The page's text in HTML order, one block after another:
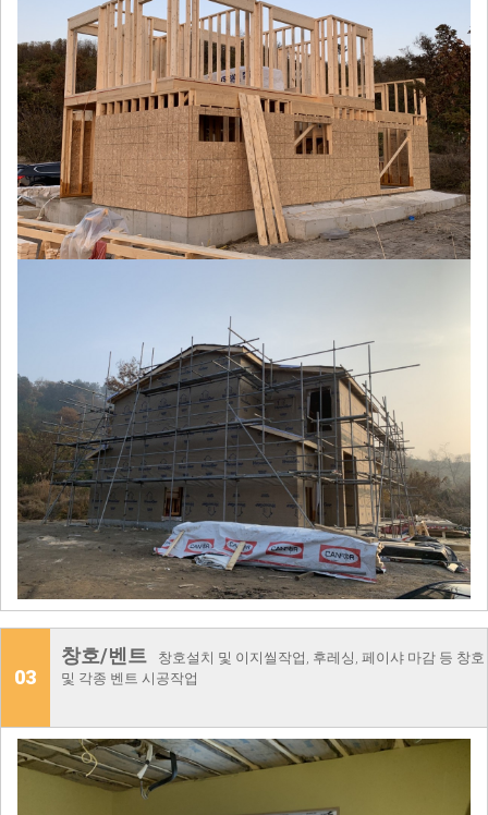
03
창호/벤트
창호설치 및 이지씰작업, 후레싱, 페이샤 마감 등 창호
및 각종 벤트 시공작업